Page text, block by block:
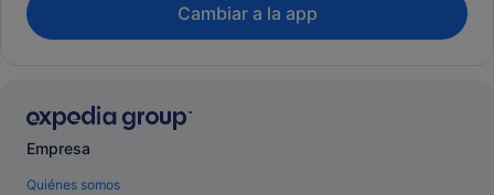
Cambiar a la app
Empresa
Quiénes somos